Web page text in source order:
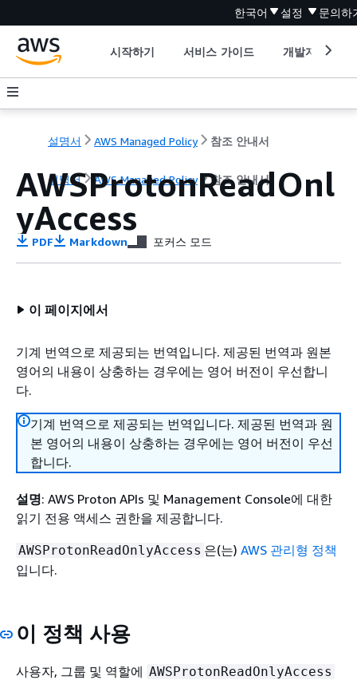
한국어 설정 문의하
시작하기 서비스 가이드 개발자 도구
설명서 AWS Managed Policy 참조 안내서
설명서 AWS Managed Policy 참조 안내서
AWSProtonReadOnl
yAccess
PDF Markdown 포커스 모드
이 페이지에서
기계 번역으로 제공되는 번역입니다. 제공된 번역과 원본
영어의 내용이 상충하는 경우에는 영어 버전이 우선합니
다.
기계 번역으로 제공되는 번역입니다. 제공된 번역과 원
본 영어의 내용이 상충하는 경우에는 영어 버전이 우선
합니다.
설명: AWS Proton APIs 및 Management Console에 대한
읽기 전용 액세스 권한을 제공합니다.
AWSProtonReadOnlyAccess 은(는) AWS 관리형 정책
입니다.
이 정책 사용
사용자, 그룹 및 역할에 AWSProtonReadOnlyAccess